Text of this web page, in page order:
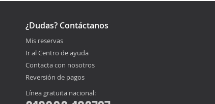
¿Dudas? Contáctanos
Mis reservas
Ir al Centro de ayuda
Contacta con nosotros
Reversión de pagos
Línea gratuita nacional: